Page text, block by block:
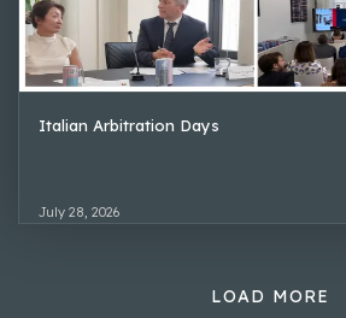
Italian Arbitration Days
July 28, 2026
LOAD MORE